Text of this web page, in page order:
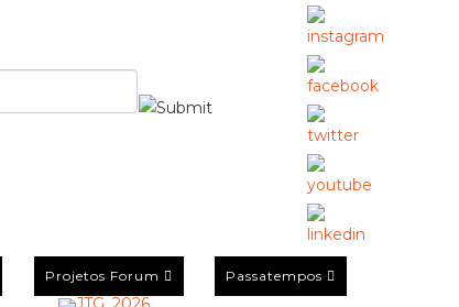
Projetos Forum Passatempos